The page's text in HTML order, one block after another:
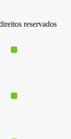
reservados